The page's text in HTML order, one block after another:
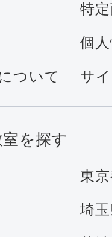
特
個
ついて サ
を探す
東
埼